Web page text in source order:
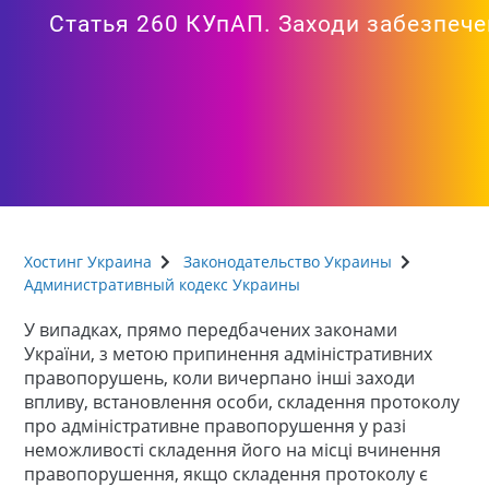
Статья 260 КУпАП. Заходи
Хостинг Украина
Законодательство Украины
Административный кодекс Украины
У випадках, прямо передбачених законами
України, з метою припинення адміністративних
правопорушень, коли вичерпано інші заходи
впливу, встановлення особи, складення протоколу
про адміністративне правопорушення у разі
неможливості складення його на місці вчинення
правопорушення, якщо складення протоколу є